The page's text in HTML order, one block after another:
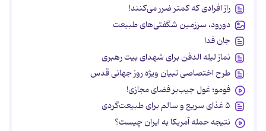
راز افرادی که کمتر ضرر می‌کنند!
دورود، سرزمین شگفتی‌های طبیعت
جان فدا
نماز لیله الدفن برای شهدای بیت رهبری
طرح اختصاصی تبیان ویژه روز جهانی قدس
فومو؛ غول جیب‌بر فضای مجازی!
۵ غذای سریع و سالم برای طبیعت‌گردی
نتیجه حمله آمریکا به ایران چیست؟